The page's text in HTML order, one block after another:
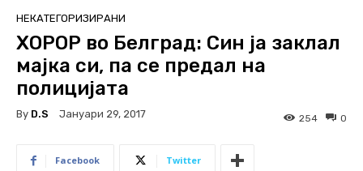
НЕКАТЕГОРИЗИРАНИ
ХОРОР во Белград: Син ја заклал
мајка си, па се предал на
полицијата
By D.S Јануари 29, 2017 0
254
Facebook Twitter